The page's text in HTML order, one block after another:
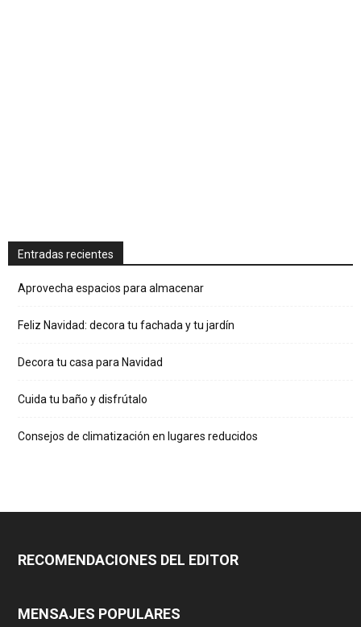
Entradas recientes
Aprovecha espacios para almacenar
Feliz Navidad: decora tu fachada y tu jardín
Decora tu casa para Navidad
Cuida tu baño y disfrútalo
Consejos de climatización en lugares reducidos
RECOMENDACIONES DEL EDITOR
MENSAJES POPULARES